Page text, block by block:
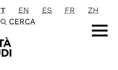
principale
EN ES FR
ZH
CERCA